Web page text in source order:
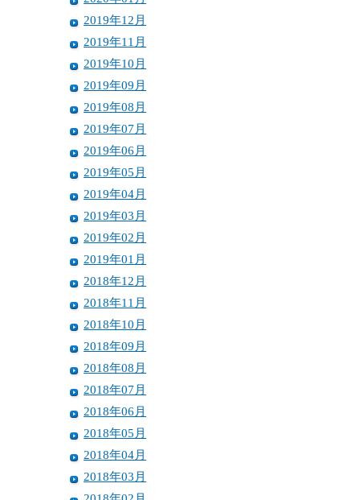
2019年12月
2019年11月
2019年10月
2019年09月
2019年08月
2019年07月
2019年06月
2019年05月
2019年04月
2019年03月
2019年02月
2019年01月
2018年12月
2018年11月
2018年10月
2018年09月
2018年08月
2018年07月
2018年06月
2018年05月
2018年04月
2018年03月